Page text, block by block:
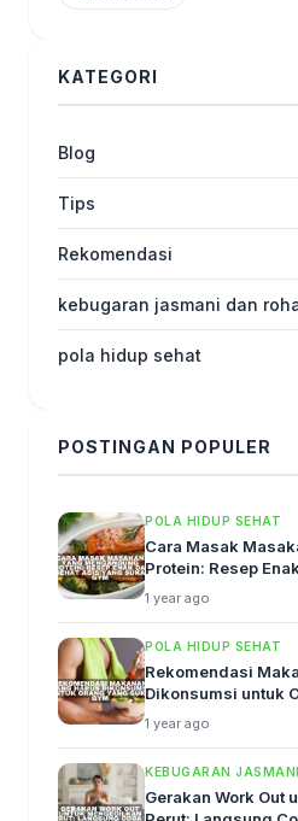
KATEGORI
Blog
Tips
Rekomendasi
kebugaran jasmani dan
pola hidup sehat
POSTINGAN POPULER
POLA HIDUP SEHAT
Cara Masak
Protein: Resep
1 year ago
POLA HIDUP SEHAT
Rekomendasi
Dikonsumsi untuk
1 year ago
KEBUGARAN
Gerakan Work Out